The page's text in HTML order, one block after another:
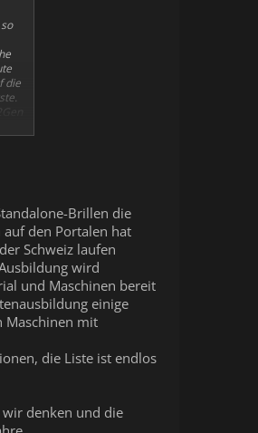
die
Brillen die
auf den Portalen hat
Schweiz laufen
wird
und Maschinen bereit
einige
Maschinen mit
die Liste ist endlos
wir denken und die